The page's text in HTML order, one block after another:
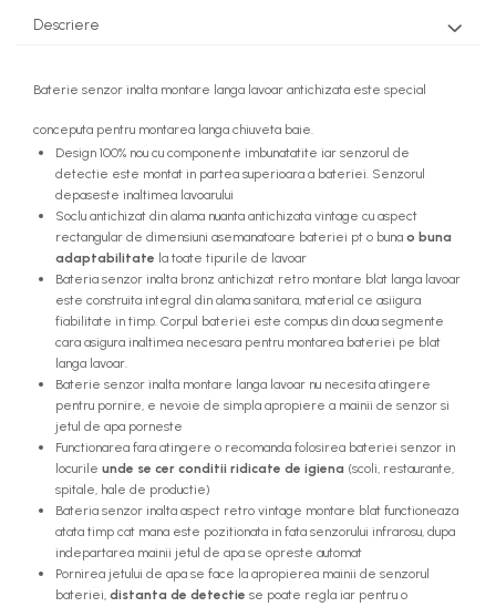
Descriere
Baterie senzor inalta montare langa lavoar antichizata este special
conceputa pentru montarea langa chiuveta baie.
Design 100% nou cu componente imbunatatite iar senzorul de
detectie este montat in partea superioara a bateriei. Senzorul
depaseste inaltimea lavoarului
Soclu antichizat din alama nuanta antichizata vintage cu aspect
rectangular de dimensiuni asemanatoare bateriei pt o buna o buna
adaptabilitate la toate tipurile de lavoar
Bateria senzor inalta bronz antichizat retro montare blat langa lavoar
este construita integral din alama sanitara, material ce asiigura
fiabilitate in timp. Corpul bateriei este compus din doua segmente
cara asigura inaltimea necesara pentru montarea bateriei pe blat
langa lavoar.
Baterie senzor inalta montare langa lavoar nu necesita atingere
pentru pornire, e nevoie de simpla apropiere a mainii de senzor si
jetul de apa porneste
Functionarea fara atingere o recomanda folosirea bateriei senzor in
locurile unde se cer conditii ridicate de igiena (scoli, restaurante,
spitale, hale de productie)
Bateria senzor inalta aspect retro vintage montare blat functioneaza
atata timp cat mana este pozitionata in fata senzorului infrarosu, dupa
indepartarea mainii jetul de apa se opreste automat
Pornirea jetului de apa se face la apropierea mainii de senzorul
bateriei, distanta de detectie se poate regla iar pentru o